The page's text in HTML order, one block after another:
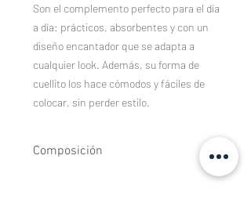
Son el complemento perfecto para el día
a día: prácticos, absorbentes y con un
diseño encantador que se adapta a
cualquier look. Además, su forma de
cuellito los hace cómodos y fáciles de
colocar, sin perder estilo.
Composición